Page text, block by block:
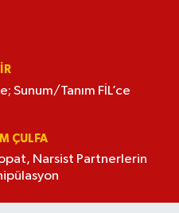
Sunum/Tanım FİL’ce
ÇULFA
Narsist Partnerlerin